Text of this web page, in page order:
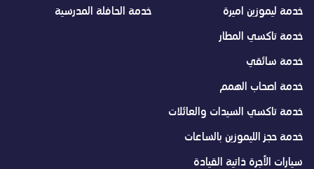
خدمة ليموزين اميرة
خدمة تاكسي المطار
خدمة سائقي
خدمة اصحاب الهمم
خدمة تاكسي السيدات والعائلات
خدمة حجز الليموزين بالساعات
سيارات الأجرة ذاتية القيادة
خدمة الحافلة المدرسية